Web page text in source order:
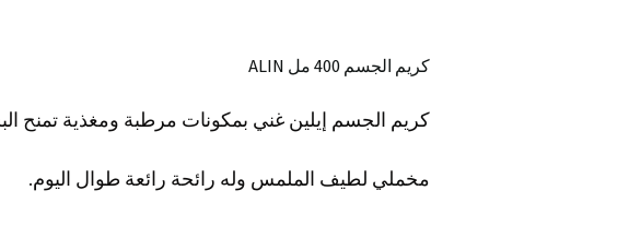
كريم الجسم 400 مل ALIN
كريم الجسم إيلين غني بمكونات مرطبة ومغذية تمنح
مخملي لطيف الملمس وله رائحة رائعة طوال اليوم.